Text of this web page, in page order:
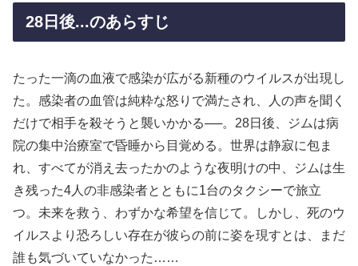
28日後...のあらすじ
たった一滴の血液で感染が広がる新種のウイルスが出現し
た。感染者の血管は純粋な怒りで満たされ、人の声を聞く
だけで相手を殺そうと襲いかかる──。28日後、ジムは病
院の集中治療室で昏睡から目覚める。世界は静寂に包ま
れ、すべてが消え去ったかのような夜明けの中、ジムは生
き残った4人の非感染者とともに1台のタクシーで旅立
つ。未来を救う、わずかな希望を信じて。しかし、死のウ
イルスより恐ろしい存在が彼らの前に姿を現すとは、まだ
誰も気づいていなかった……